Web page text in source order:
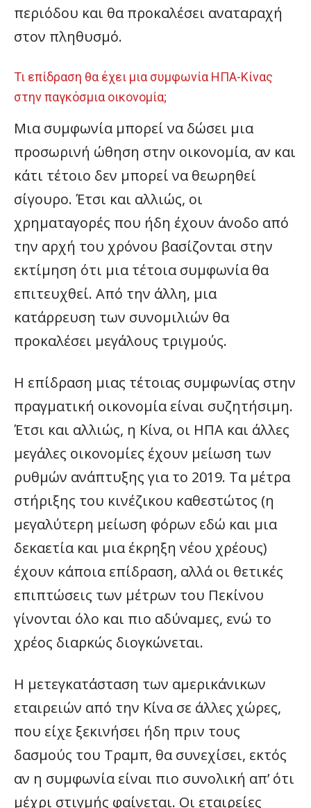
περιόδου και θα προκαλέσει αναταραχή
στον πληθυσμό.
Τι επίδραση θα έχει μια συμφωνία ΗΠΑ-Κίνας
στην παγκόσμια οικονομία;
Μια συμφωνία μπορεί να δώσει μια
προσωρινή ώθηση στην οικονομία, αν και
κάτι τέτοιο δεν μπορεί να θεωρηθεί
σίγουρο. Έτσι και αλλιώς, οι
χρηματαγορές που ήδη έχουν άνοδο από
την αρχή του χρόνου βασίζονται στην
εκτίμηση ότι μια τέτοια συμφωνία θα
επιτευχθεί. Από την άλλη, μια
κατάρρευση των συνομιλιών θα
προκαλέσει μεγάλους τριγμούς.
Η επίδραση μιας τέτοιας συμφωνίας στην
πραγματική οικονομία είναι συζητήσιμη.
Έτσι και αλλιώς, η Κίνα, οι ΗΠΑ και άλλες
μεγάλες οικονομίες έχουν μείωση των
ρυθμών ανάπτυξης για το 2019. Τα μέτρα
στήριξης του κινέζικου καθεστώτος (η
μεγαλύτερη μείωση φόρων εδώ και μια
δεκαετία και μια έκρηξη νέου χρέους)
έχουν κάποια επίδραση, αλλά οι θετικές
επιπτώσεις των μέτρων του Πεκίνου
γίνονται όλο και πιο αδύναμες, ενώ το
χρέος διαρκώς διογκώνεται.
Η μετεγκατάσταση των αμερικάνικων
εταιρειών από την Κίνα σε άλλες χώρες,
που είχε ξεκινήσει ήδη πριν τους
δασμούς του Τραμπ, θα συνεχίσει, εκτός
αν η συμφωνία είναι πιο συνολική απ’ ότι
μέχρι στιγμής φαίνεται. Οι εταιρείες